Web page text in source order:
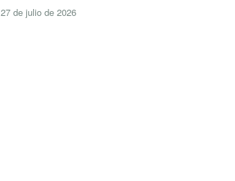
27 de julio de 2026